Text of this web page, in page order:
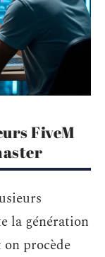
FiveM
la génération
procède